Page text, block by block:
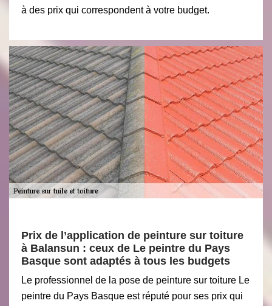
à des prix qui correspondent à votre budget.
Prix de l’application de peinture sur toiture
à Balansun : ceux de Le peintre du Pays
Basque sont adaptés à tous les budgets
Le professionnel de la pose de peinture sur toiture Le
peintre du Pays Basque est réputé pour ses prix qui